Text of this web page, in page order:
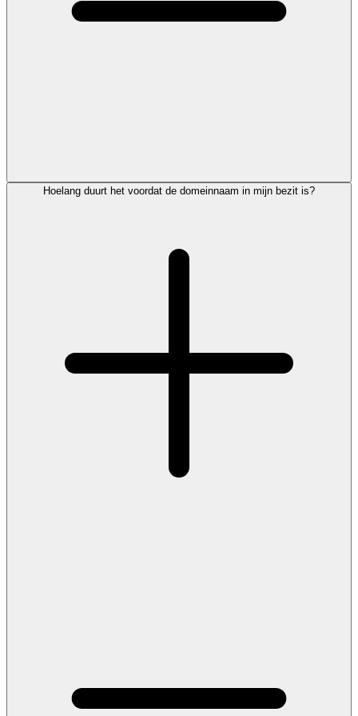
Hoelang duurt het voordat de domeinnaam in mijn bezit is?